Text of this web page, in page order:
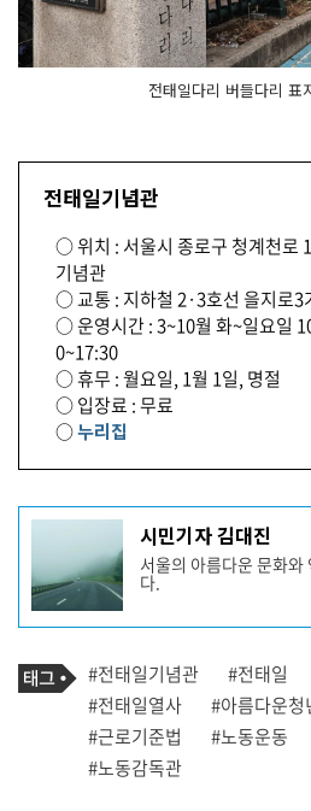
전태일다리 버들다리 표
전태일기념관
○ 위치 : 서울시 종로구 청계천로
기념관
○ 교통 : 지하철 2·3호선 을지로3
○ 운영시간 : 3~10월 화~일요일
0~17:30
○ 휴무 : 월요일, 1월 1일, 명절
○ 입장료 : 무료
○누리집
기
작
성
자
프
필
시민기자 김대진
서울의 아름다운 문화와
다.
기
사
관
련
태
그
태
그
#전태일기념관 #전태일
#전태일열사
#아름다운청
#근로기준법
#노동운동
#노동감독관